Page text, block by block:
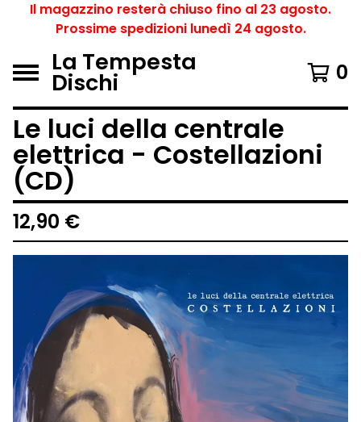
Il magazzino resterà chiuso fino al 23 agosto.
Prossime spedizioni lunedì 24 agosto.
La Tempesta
Dischi 0
Le luci della centrale
elettrica - Costellazioni
(CD)
12,90 €